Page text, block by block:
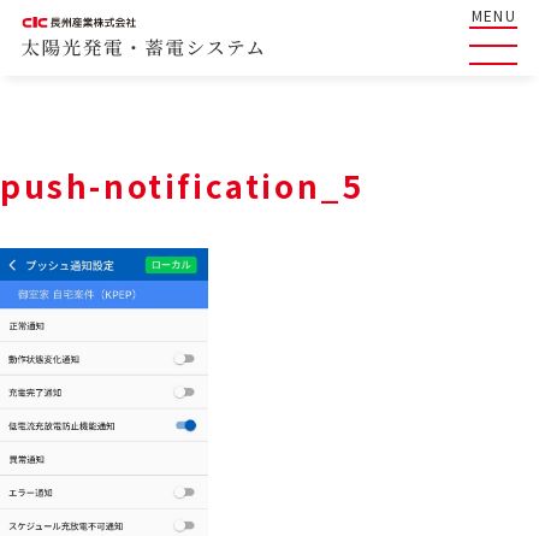
MENU
push-notification_5